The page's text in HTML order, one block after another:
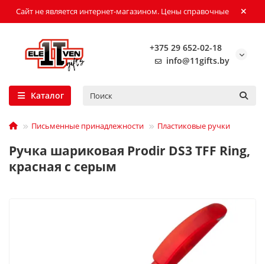
Сайт не является интернет-магазином. Цены справочные
+375 29 652-02-18
info@11gifts.by
Каталог
Письменные принадлежности Пластиковые ручки
Ручка шариковая Prodir DS3 TFF Ring,
красная с серым